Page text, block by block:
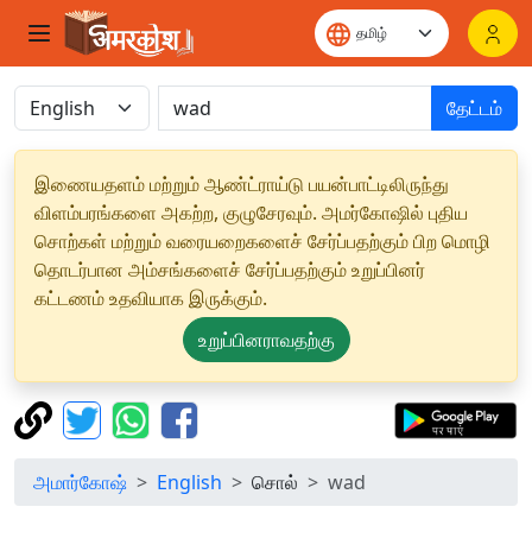
தேட்டம்
இணையதளம் மற்றும் ஆண்ட்ராய்டு பயன்பாட்டிலிருந்து
விளம்பரங்களை அகற்ற, குழுசேரவும். அமர்கோஷில் புதிய
சொற்கள் மற்றும் வரையறைகளைச் சேர்ப்பதற்கும் பிற மொழி
தொடர்பான அம்சங்களைச் சேர்ப்பதற்கும் உறுப்பினர்
கட்டணம் உதவியாக இருக்கும்.
உறுப்பினராவதற்கு
அமார்கோஷ் English சொல் wad